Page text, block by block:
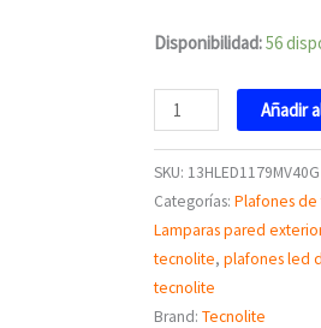
Disponibilidad:56
Añadir
SKU: 13HLED1179MV40G
Categorías: Plafones
Lamparas pared
tecnolite, plafones led
tecnolite
Brand: Tecnolite